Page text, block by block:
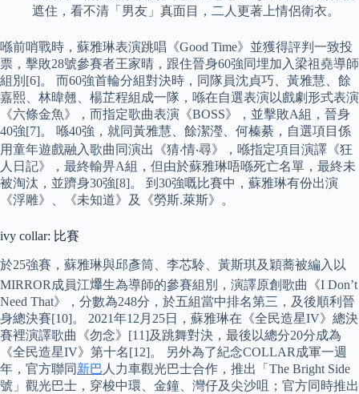
遮住，看不清「男友」真面目，二人更著上情侶衛衣。
喺前哨戰時，蘇雅琳表演跳唱《Good Time》並獲得評判一致投
票，擊敗28號參賽者王家晴，跟住晉身60強同埋加入梁祖堯導師
組別[6]。 而60強首輪分組對決時，同隊員沈貞巧、黃雅慧、餘
嘉熙、林暐翹、楊芷程組成一隊，喺在自選表演以戲劇形式表演
《六條金魚》，而指定歌曲表演《BOSS》，並擊敗A組，晉身
40強[7]。 喺40強，就同黃雅慧、餘潔瀅、何榛綦，自選項目係
用童年遊戲融入歌曲同演出《猜‧情‧尋》，喺指定項目演譯《狂
人日記》，最終輸畀A組，但由於蘇雅琳唔喺死亡名單，最終未
被淘汰，並躋身30強[8]。 到30強嘅比賽中，蘇雅琳有份出演
《浮雕》、《未知道》及《勞斯.萊斯》。
ivy collar: 比賽
於25強賽，蘇雅琳與邱彥筒、李芯駖、黃斯琪及穎蕎被編入以
MIRROR成員江𤒹生為導師的參賽組別，演譯原創歌曲《I Don’t
Need That》，分數為248分，於五組當中排名第三，及後順利晉
身總決賽[10]。 2021年12月25日，蘇雅琳在《全民造星IV》總決
賽裡演譯歌曲《勿念》[11]及跳舞對決，最後以總分20分成為
《全民造星IV》第十名[12]。 另外為了紀念COLLAR成軍一週
年，官方聯同 新巴 人力車觀光巴士合作，推出「The Bright Side
號」觀光巴士，穿梭中環、金鐘、灣仔及尖沙咀；官方同時推出